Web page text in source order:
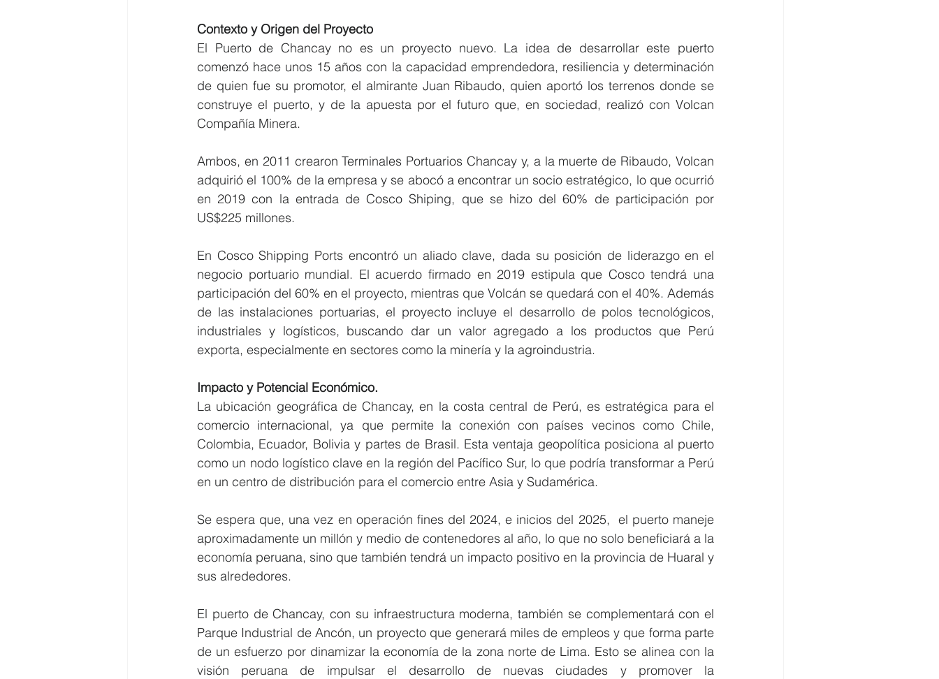
Contexto y Origen del Proyecto
El Puerto de Chancay no es un proyecto nuevo. La idea de desarrollar este puerto
comenzó hace unos 15 años con la capacidad emprendedora, resiliencia y determinación
de quien fue su promotor, el almirante Juan Ribaudo, quien aportó los terrenos donde se
construye el puerto, y de la apuesta por el futuro que, en sociedad, realizó con Volcan
Compañía Minera.
Ambos, en 2011 crearon Terminales Portuarios Chancay y, a la muerte de Ribaudo, Volcan
adquirió el 100% de la empresa y se abocó a encontrar un socio estratégico, lo que ocurrió
en 2019 con la entrada de Cosco Shiping, que se hizo del 60% de participación por
US$225 millones.
En Cosco Shipping Ports encontró un aliado clave, dada su posición de liderazgo en el
negocio portuario mundial. El acuerdo firmado en 2019 estipula que Cosco tendrá una
participación del 60% en el proyecto, mientras que Volcán se quedará con el 40%. Además
de las instalaciones portuarias, el proyecto incluye el desarrollo de polos tecnológicos,
industriales y logísticos, buscando dar un valor agregado a los productos que Perú
exporta, especialmente en sectores como la minería y la agroindustria.
Impacto y Potencial Económico.
La ubicación geográfica de Chancay, en la costa central de Perú, es estratégica para el
comercio internacional, ya que permite la conexión con países vecinos como Chile,
Colombia, Ecuador, Bolivia y partes de Brasil. Esta ventaja geopolítica posiciona al puerto
como un nodo logístico clave en la región del Pacífico Sur, lo que podría transformar a Perú
en un centro de distribución para el comercio entre Asia y Sudamérica.
Se espera que, una vez en operación fines del 2024, e inicios del 2025,  el puerto maneje
aproximadamente un millón y medio de contenedores al año, lo que no solo beneficiará a la
economía peruana, sino que también tendrá un impacto positivo en la provincia de Huaral y
sus alrededores.
El puerto de Chancay, con su infraestructura moderna, también se complementará con el
Parque Industrial de Ancón, un proyecto que generará miles de empleos y que forma parte
de un esfuerzo por dinamizar la economía de la zona norte de Lima. Esto se alinea con la
visión peruana de impulsar el desarrollo de nuevas ciudades y promover la